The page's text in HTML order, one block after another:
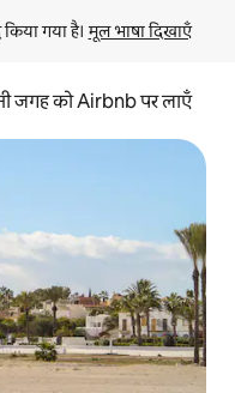
गया है। मूल भाषा दिखाएँ
जगह को Airbnb पर लाएँ